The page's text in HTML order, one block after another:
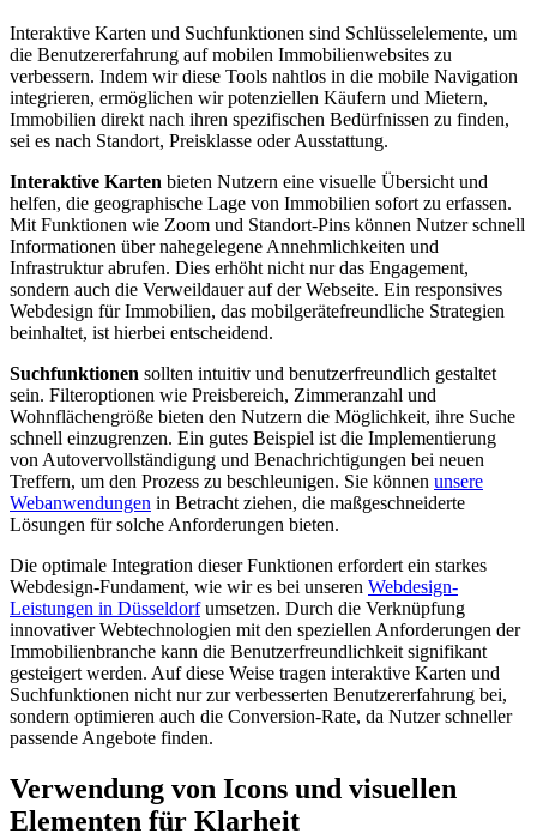
Interaktive Karten und Suchfunktionen sind Schlüsselelemente, um
die Benutzererfahrung auf mobilen Immobilienwebsites zu
verbessern. Indem wir diese Tools nahtlos in die mobile Navigation
integrieren, ermöglichen wir potenziellen Käufern und Mietern,
Immobilien direkt nach ihren spezifischen Bedürfnissen zu finden,
sei es nach Standort, Preisklasse oder Ausstattung.
Interaktive Karten bieten Nutzern eine visuelle Übersicht und
helfen, die geographische Lage von Immobilien sofort zu erfassen.
Mit Funktionen wie Zoom und Standort-Pins können Nutzer schnell
Informationen über nahegelegene Annehmlichkeiten und
Infrastruktur abrufen. Dies erhöht nicht nur das Engagement,
sondern auch die Verweildauer auf der Webseite. Ein responsives
Webdesign für Immobilien, das mobilgerätefreundliche Strategien
beinhaltet, ist hierbei entscheidend.
Suchfunktionen sollten intuitiv und benutzerfreundlich gestaltet
sein. Filteroptionen wie Preisbereich, Zimmeranzahl und
Wohnflächengröße bieten den Nutzern die Möglichkeit, ihre Suche
schnell einzugrenzen. Ein gutes Beispiel ist die Implementierung
von Autovervollständigung und Benachrichtigungen bei neuen
Treffern, um den Prozess zu beschleunigen. Sie können unsere
Webanwendungen in Betracht ziehen, die maßgeschneiderte
Lösungen für solche Anforderungen bieten.
Die optimale Integration dieser Funktionen erfordert ein starkes
Webdesign-Fundament, wie wir es bei unseren Webdesign-
Leistungen in Düsseldorfumsetzen. Durch die Verknüpfung
innovativer Webtechnologien mit den speziellen Anforderungen der
Immobilienbranche kann die Benutzerfreundlichkeit signifikant
gesteigert werden. Auf diese Weise tragen interaktive Karten und
Suchfunktionen nicht nur zur verbesserten Benutzererfahrung bei,
sondern optimieren auch die Conversion-Rate, da Nutzer schneller
passende Angebote finden.
Verwendung von Icons und visuellen
Elementen für Klarheit